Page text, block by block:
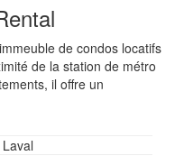
de condos locatifs
de la station de métro
il offre un